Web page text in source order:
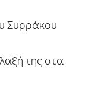
Συρράκου
της στα